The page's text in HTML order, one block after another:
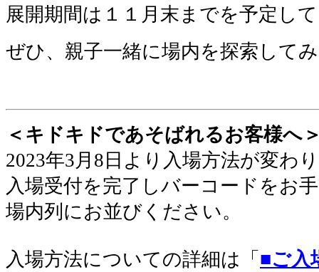
展開期間は１１月末までを予定し
ぜひ、親子一緒に場内を探索して
＜キドキドであそばれるお客様へ
2023年3月8日より入場方法が変わ
入場受付を完了しバーコードをお
場内列にお並びください。
入場方法についての詳細は「 ■ご入